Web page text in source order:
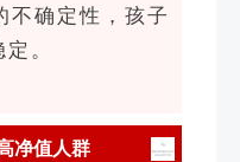
不确定性，孩子
。
净值人群